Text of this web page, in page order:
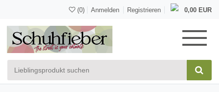
(0) Anmelden Registrieren 0,00 EUR